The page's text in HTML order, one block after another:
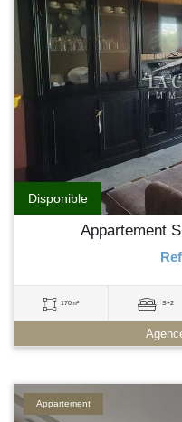
Disponible
Appartement
170m² S+2
Appartement